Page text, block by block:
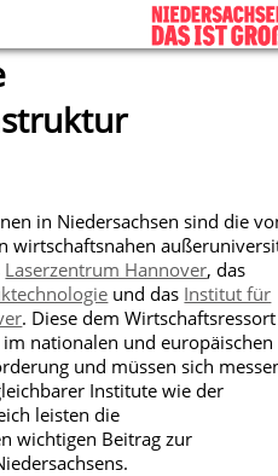
in Niedersachsen sind die
wirtschaftsnahen
Laserzentrum Hannover, das
und das Institut für
. Diese dem Wirtschaftsressort
nationalen und europäischen
und müssen sich
Institute wie der
leisten die
wichtigen Beitrag zur